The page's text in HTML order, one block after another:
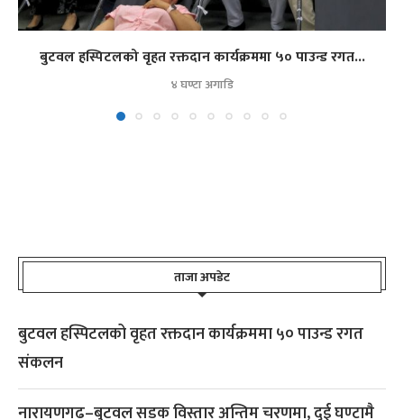
बुटवल हस्पिटलको वृहत रक्तदान कार्यक्रममा ५० पाउन्ड रगत...
४ घण्टा अगाडि
ताजा अपडेट
बुटवल हस्पिटलको वृहत रक्तदान कार्यक्रममा ५० पाउन्ड रगत
संकलन
नारायणगढ–बुटवल सडक विस्तार अन्तिम चरणमा, दुई घण्टामै